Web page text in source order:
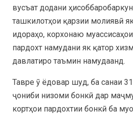
вусъат додани
ташкилотҳои қарзии молиявӣ
идораҳо, корхонаю
пардохт намудани як қатор
давлатиро таъмин намудаанд.
Тавре ӯ ёдовар шуд, ба санаи
ҷониби низоми бонкӣ дар
кортҳои пардохтии бонкӣ ба